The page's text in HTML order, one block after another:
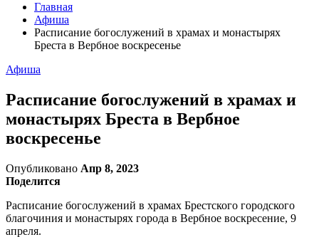
Главная
Афиша
Расписание богослужений в храмах и монастырях
Бреста в Вербное воскресенье
Афиша
Расписание богослужений в храмах и
монастырях Бреста в Вербное
воскресенье
Опубликовано Апр 8, 2023
Поделится
Расписание богослужений в храмах Брестского городского
благочиния и монастырях города в Вербное воскресение, 9
апреля.